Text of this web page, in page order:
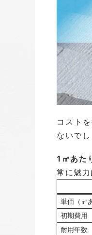
コスト
ないでし
1㎡あた
常に魅力
単価（㎡
初期費用
耐用年数